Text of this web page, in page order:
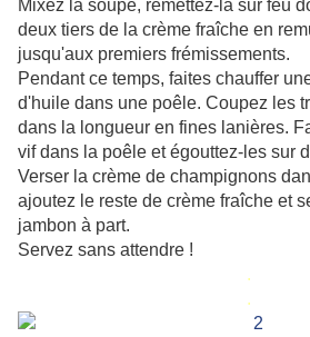
Mixez la soupe, remettez-la sur feu
deux tiers de la crème fraîche en
jusqu'aux premiers frémissements.
Pendant ce temps, faites chauffer
d'huile dans une poêle. Coupez les
dans la longueur en fines lanières.
vif dans la poêle et égouttez-les sur
Verser la crème de champignons
ajoutez le reste de crème fraîche et
jambon à part.
Servez sans attendre !
.
.